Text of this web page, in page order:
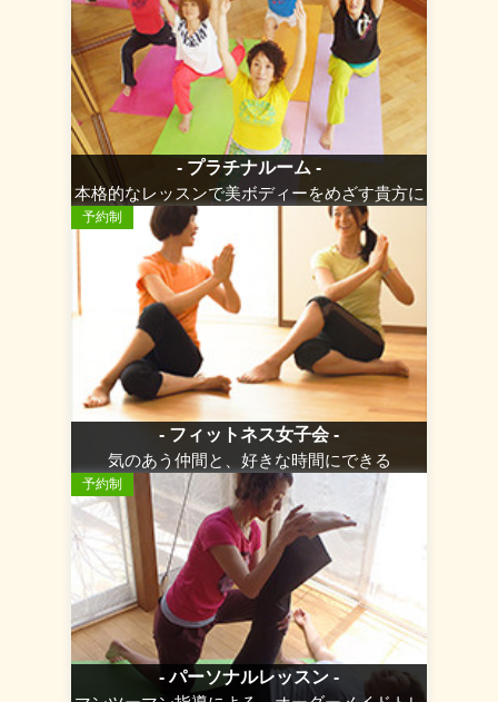
- プラチナルーム -
本格的なレッスンで美ボディーをめざす貴方に
予約制
- フィットネス女子会 -
気のあう仲間と、好きな時間にできる
予約制
- パーソナルレッスン -